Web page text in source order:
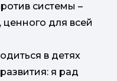
системы –
для всей
в детях
я рад